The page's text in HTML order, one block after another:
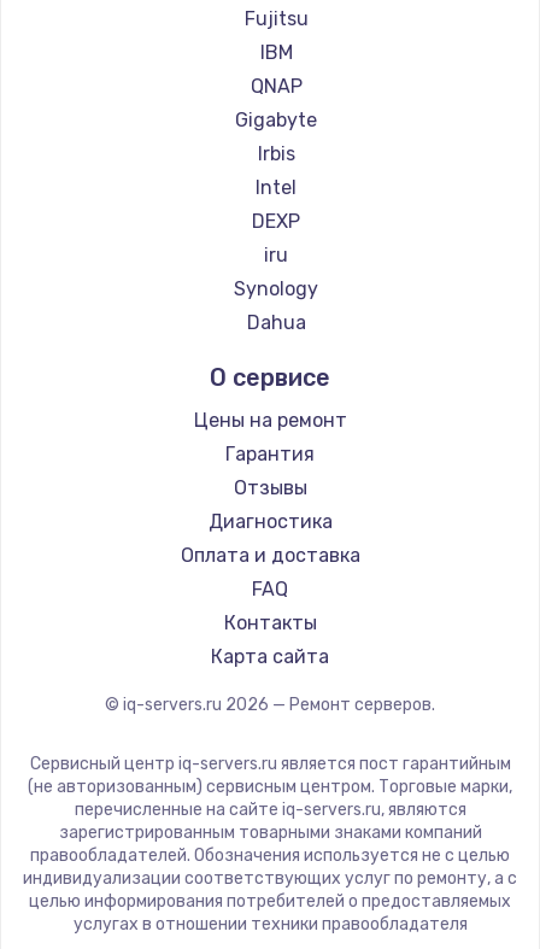
Заказать
Настройка BIOS
от 930 руб.
Заказать
Замена SSD
от 1045 руб.
Заказать
от 725 руб.
Заказать
Замена видеочипа
от 2745 руб.
Заказать
Замена HDMI
от 600 руб.
от 890 руб.
Заказать
Замена оперативной памяти
от 890 руб.
Fujitsu
IBM
QNAP
Gigabyte
Irbis
Intel
DEXP
iru
Synology
Dahua
О сервисе
Цены на ремонт
Гарантия
Отзывы
Диагностика
Оплата и доставка
FAQ
Контакты
Карта сайта
© iq-servers.ru 2026 — Ремонт серверов.
Сервисный центр iq-servers.ru является пост гарантийным
(не авторизованным) сервисным центром. Торговые марки,
перечисленные на сайте iq-servers.ru, являются
зарегистрированным товарными знаками компаний
правообладателей. Обозначения используется не с целью
индивидуализации соответствующих услуг по ремонту, а с
целью информирования потребителей о предоставляемых
услугах в отношении техники правообладателя